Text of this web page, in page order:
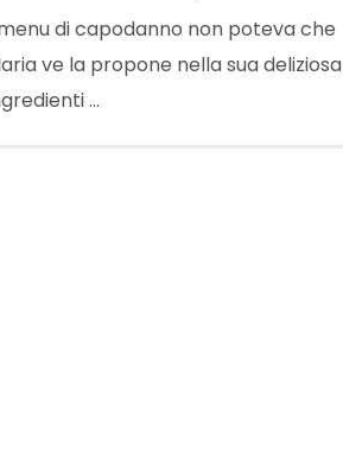
di capodanno non poteva che
ve la propone nella sua deliziosa
…